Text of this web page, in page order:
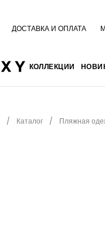
ДОСТАВКА И ОПЛАТА
КОЛЛЕКЦИИ
Каталог Пляжная